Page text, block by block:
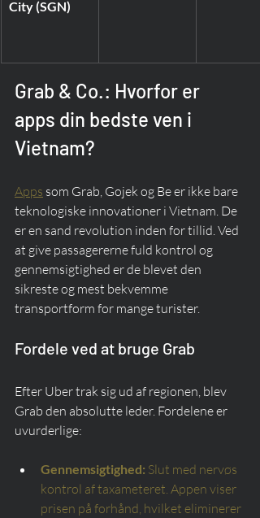
City (SGN)
Grab & Co.: Hvorfor er
apps din bedste ven i
Vietnam?
Apps som Grab, Gojek og Be er ikke bare
teknologiske innovationer i Vietnam. De
er en sand revolution inden for tillid. Ved
at give passagererne fuld kontrol og
gennemsigtighed er de blevet den
sikreste og mest bekvemme
transportform for mange turister.
Fordele ved at bruge Grab
Efter Uber trak sig ud af regionen, blev
Grab den absolutte leder. Fordelene er
uvurderlige:
Gennemsigtighed: Slut med nervøs
kontrol af taxameteret. Appen viser
prisen på forhånd, hvilket eliminerer